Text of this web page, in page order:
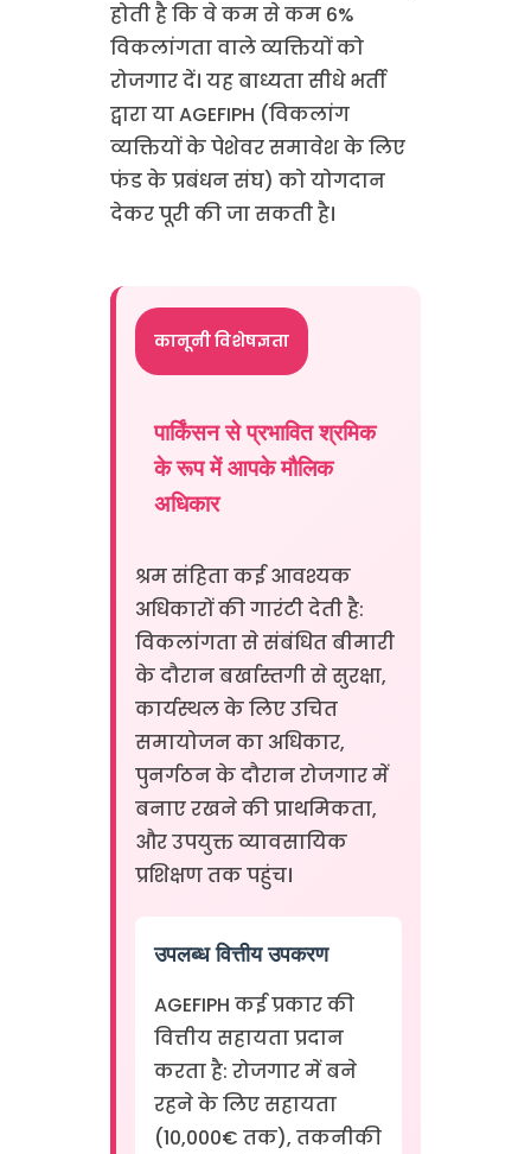
होती है कि वे कम से कम 6%
विकलांगता वाले व्यक्तियों को
रोजगार दें। यह बाध्यता सीधे भर्ती
द्वारा या AGEFIPH (विकलांग
व्यक्तियों के पेशेवर समावेश के लिए
फंड के प्रबंधन संघ) को योगदान
देकर पूरी की जा सकती है।
कानूनी विशेषज्ञता
पार्किंसन से प्रभावित श्रमिक
के रूप में आपके मौलिक
अधिकार
श्रम संहिता कई आवश्यक
अधिकारों की गारंटी देती है:
विकलांगता से संबंधित बीमारी
के दौरान बर्खास्तगी से सुरक्षा,
कार्यस्थल के लिए उचित
समायोजन का अधिकार,
पुनर्गठन के दौरान रोजगार में
बनाए रखने की प्राथमिकता,
और उपयुक्त व्यावसायिक
प्रशिक्षण तक पहुंच।
उपलब्ध वित्तीय उपकरण
AGEFIPH कई प्रकार की
वित्तीय सहायता प्रदान
करता है: रोजगार में बने
रहने के लिए सहायता
(10,000€ तक), तकनीकी